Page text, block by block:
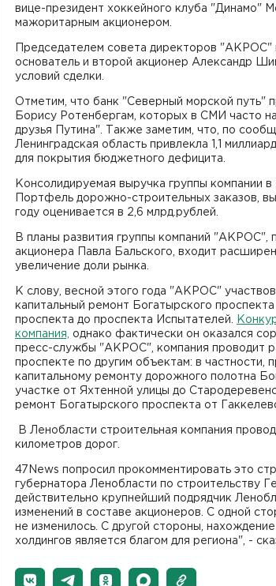
вице-президент хоккейного клуба "Динамо"
мажоритарным акционером.
Председателем совета директоров "АКРОС"
основатель и второй акционер Александр
условий сделки.
Отметим, что банк "Северный морской путь"
Борису Ротенбергам, которых в СМИ часто
друзья Путина". Также заметим, что, по
Ленинградская область привлекла 1,1
для покрытия бюджетного дефицита.
Консолидируемая выручка группы компании в
Портфель дорожно-строительных заказов,
году оценивается в 2,6 млрд.рублей.
В планы развития группы компаний "АКРОС",
акционера Павла Бальского, входит
увеличение доли рынка.
К слову, весной этого года "АКРОС"
капитальный ремонт Богатырского
проспекта до проспекта Испытателей.
компания,
однако фактически он оказался
пресс-службы "АКРОС", компания проводит
проспекте по другим объектам: в частности,
капитальному ремонту дорожного полотна
участке от Яхтенной улицы до
ремонт Богатырского проспекта от
В Ленобласти строительная компания
километров дорог.
47News попросил прокомментировать это
губернатора Ленобласти по строительству
действительно крупнейший подрядчик
изменений в составе акционеров. С одной
не изменилось. С другой стороны,
холдингов является благом для региона", -